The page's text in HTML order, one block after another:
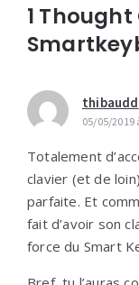
1 Thought
thibaudd
05/05/2019
Totalement
clavier (et de
parfaite. Et
fait d’avoir son
force du Smart